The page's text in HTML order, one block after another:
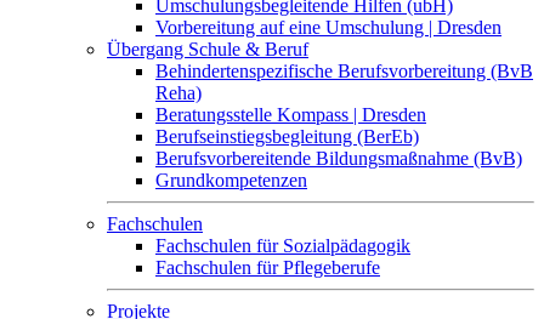
Umschulungsbegleitende Hilfen (ubH)
Vorbereitung auf eine Umschulung | Dresden
Übergang Schule & Beruf
Behindertenspezifische Berufsvorbereitung (BvB
Reha)
Beratungsstelle Kompass | Dresden
Berufseinstiegsbegleitung (BerEb)
Berufsvorbereitende Bildungsmaßnahme (BvB)
Grundkompetenzen
Fachschulen
Fachschulen für Sozialpädagogik
Fachschulen für Pflegeberufe
Projekte